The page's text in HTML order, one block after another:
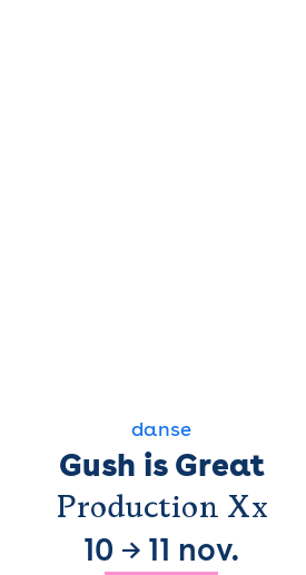
danse
Gush is Great
Production Xx
10 → 11 nov.